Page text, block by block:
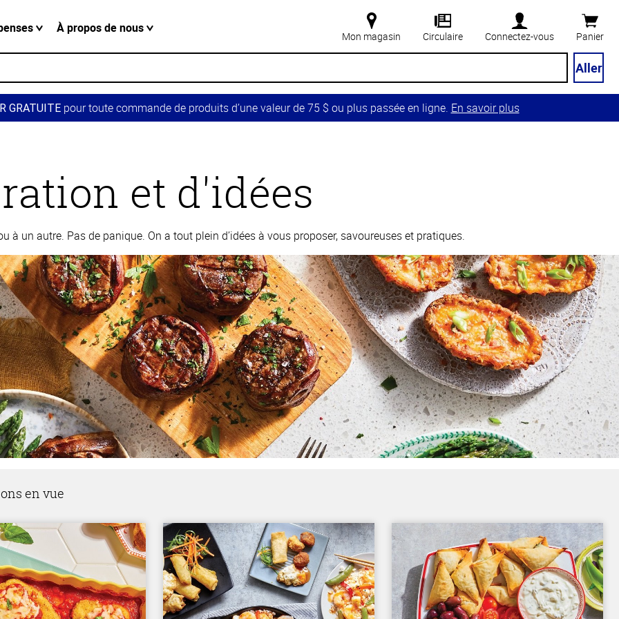
À propos de nous
Mon magasin Circulaire Connectez-vous Panier
Aller
GRATUITEpour toute commande de produits d’une valeur de 75 $ ou plus passée en ligne. En savoir plus
et d'idées
un autre. Pas de panique. On a tout plein d’idées à vous proposer, savoureuses et pratiques.
en vue